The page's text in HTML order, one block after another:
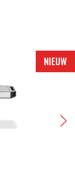
NIEUW